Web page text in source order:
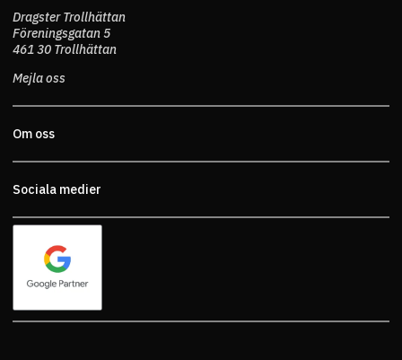
Dragster Trollhättan
Föreningsgatan 5
461 30 Trollhättan
Mejla oss
Om oss
Sociala medier